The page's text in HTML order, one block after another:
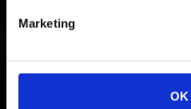
Marketing
OK